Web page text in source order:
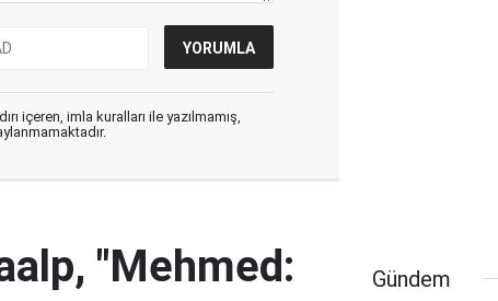
içeren, imla kuralları ile yazılmamış,
"Mehmed:
Gündem